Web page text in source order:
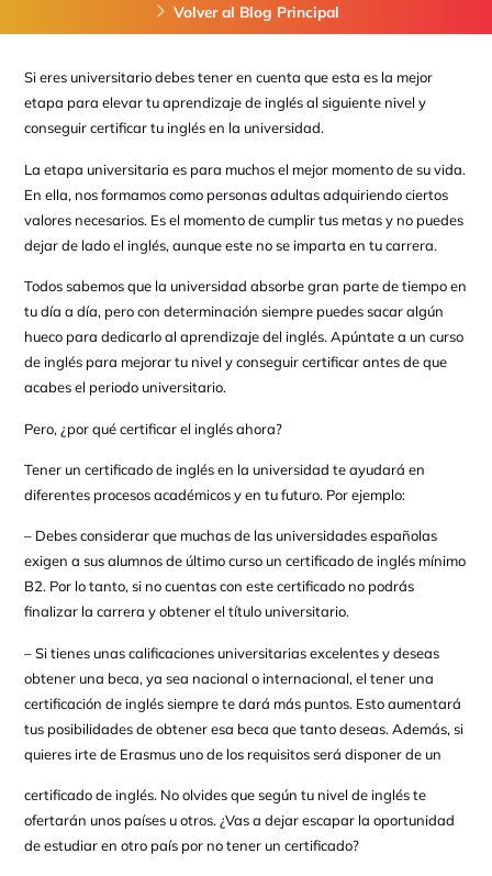
Volver al Blog Principal
Si eres universitario debes tener en cuenta que esta es la mejor
etapa para elevar tu aprendizaje de inglés al siguiente nivel y
conseguir certificar tu inglés en la universidad.
La etapa universitaria es para muchos el mejor momento de su vida.
En ella, nos formamos como personas adultas adquiriendo ciertos
valores necesarios. Es el momento de cumplir tus metas y no puedes
dejar de lado el inglés, aunque este no se imparta en tu carrera.
Todos sabemos que la universidad absorbe gran parte de tiempo en
tu día a día, pero con determinación siempre puedes sacar algún
hueco para dedicarlo al aprendizaje del inglés. Apúntate a un curso
de inglés para mejorar tu nivel y conseguir certificar antes de que
acabes el periodo universitario.
Pero, ¿por qué certificar el inglés ahora?
Tener un certificado de inglés en la universidad te ayudará en
diferentes procesos académicos y en tu futuro. Por ejemplo:
– Debes considerar que muchas de las universidades españolas
exigen a sus alumnos de último curso un certificado de inglés mínimo
B2. Por lo tanto, si no cuentas con este certificado no podrás
finalizar la carrera y obtener el título universitario.
– Si tienes unas calificaciones universitarias excelentes y deseas
obtener una beca, ya sea nacional o internacional, el tener una
certificación de inglés siempre te dará más puntos. Esto aumentará
tus posibilidades de obtener esa beca que tanto deseas. Además, si
quieres irte de Erasmus uno de los requisitos será disponer de un
certificado de inglés. No olvides que según tu nivel de inglés te
ofertarán unos países u otros. ¿Vas a dejar escapar la oportunidad
de estudiar en otro país por no tener un certificado?